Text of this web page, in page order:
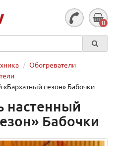
0
Обогреватели
сезон» Бабочки
настенный
Бабочки